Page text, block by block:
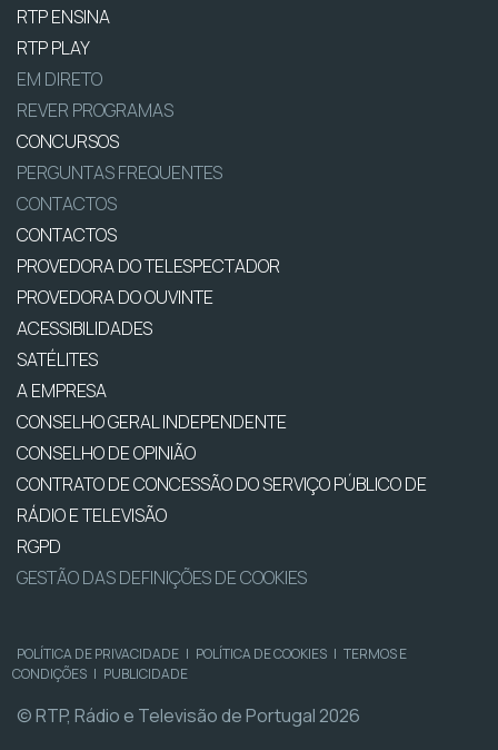
RTP ENSINA
RTP PLAY
EM DIRETO
REVER PROGRAMAS
CONCURSOS
PERGUNTAS FREQUENTES
CONTACTOS
CONTACTOS
PROVEDORA DO TELESPECTADOR
PROVEDORA DO OUVINTE
ACESSIBILIDADES
SATÉLITES
A EMPRESA
CONSELHO GERAL INDEPENDENTE
CONSELHO DE OPINIÃO
CONTRATO DE CONCESSÃO DO SERVIÇO PÚBLICO DE
RÁDIO E TELEVISÃO
RGPD
GESTÃO DAS DEFINIÇÕES DE COOKIES
POLÍTICA DE PRIVACIDADE | POLÍTICA DE COOKIES | TERMOS E
CONDIÇÕES | PUBLICIDADE
© RTP, Rádio e Televisão de Portugal 2026